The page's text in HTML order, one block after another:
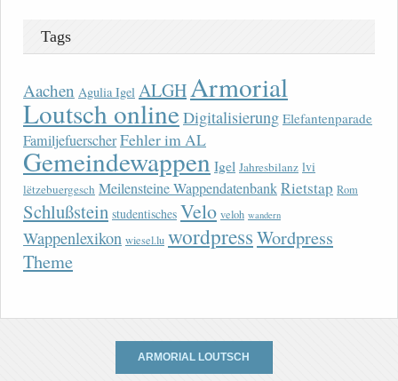
Tags
Aachen Agulia Igel ALGH Armorial
Loutsch onlineDigitalisierung Elefantenparade
FamiljefuerscherFehler im AL
Gemeindewappen Igel Jahresbilanz lvi
lëtzebuergesch Meilensteine WappendatenbankRietstap Rom
Schlußstein studentisches Velo veloh wandern
Wappenlexikon wiesel.lu wordpressWordpress
Theme
ARMORIAL LOUTSCH